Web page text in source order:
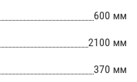
600 мм
2100 мм
370 мм